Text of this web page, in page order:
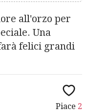
all'orzo per
Una
felici grandi
Piace 2